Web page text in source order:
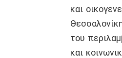
και
του
και